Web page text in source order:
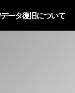
ータ復旧について